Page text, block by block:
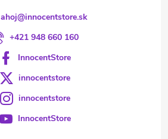
ahoj@innocentstore.sk
+421 948 660 160
InnocentStore
innocentstore
innocentstore
InnocentStore